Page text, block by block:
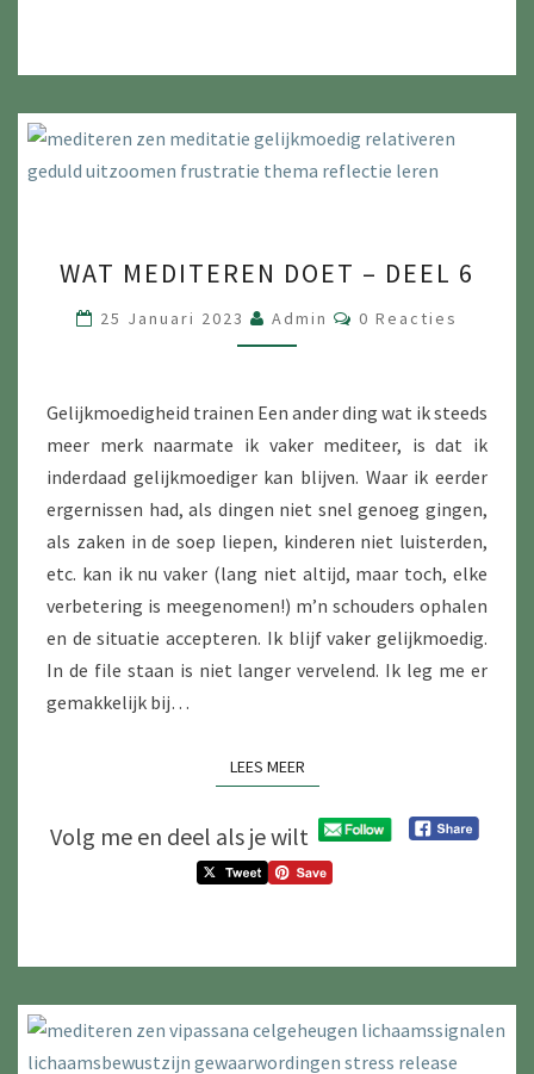
MEDITEREN
DOET
–
6
WAT MEDITEREN DOET – DEEL 6
25 Januari 2023 Admin Reacties
0 Reacties
Gelijkmoedigheid trainen Een ander ding wat ik steeds
meer merk naarmate ik vaker mediteer, is dat ik
inderdaad gelijkmoediger kan blijven. Waar ik eerder
ergernissen had, als dingen niet snel genoeg gingen,
als zaken in de soep liepen, kinderen niet luisterden,
etc. kan ik nu vaker (lang niet altijd, maar toch, elke
verbetering is meegenomen!) m’n schouders ophalen
en de situatie accepteren. Ik blijf vaker gelijkmoedig.
In de file staan is niet langer vervelend. Ik leg me er
gemakkelijk bij…
LEES MEERLEES MEER
Volg me en deel als je wilt